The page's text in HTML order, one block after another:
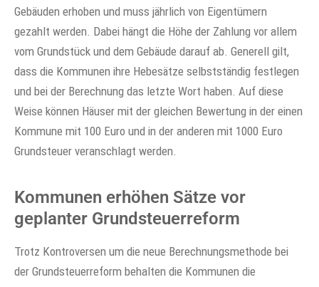
Gebäuden erhoben und muss jährlich von Eigentümern
gezahlt werden. Dabei hängt die Höhe der Zahlung vor allem
vom Grundstück und dem Gebäude darauf ab. Generell gilt,
dass die Kommunen ihre Hebesätze selbstständig festlegen
und bei der Berechnung das letzte Wort haben. Auf diese
Weise können Häuser mit der gleichen Bewertung in der einen
Kommune mit 100 Euro und in der anderen mit 1000 Euro
Grundsteuer veranschlagt werden.
Kommunen erhöhen Sätze vor
geplanter Grundsteuerreform
Trotz Kontroversen um die neue Berechnungsmethode bei
der Grundsteuerreform behalten die Kommunen die